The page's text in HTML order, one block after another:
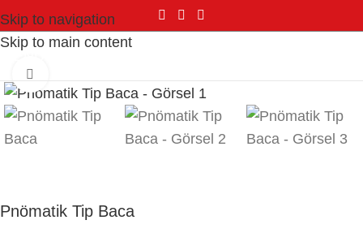
Skip to navigation
Skip to main content
Pnömatik Tip Baca